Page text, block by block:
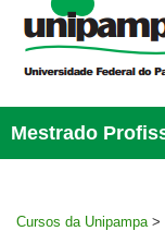
Cursos da Unipampa >